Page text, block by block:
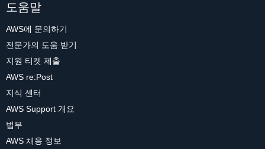
도움말
AWS에 문의하기
전문가의 도움 받기
지원 티켓 제출
AWS re:Post
지식 센터
AWS Support 개요
법무
AWS 채용 정보